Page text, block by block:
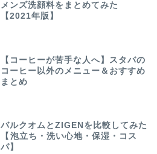
メンズ洗顔料をまとめてみた
【2021年版】
【コーヒーが苦手な人へ】スタバの
コーヒー以外のメニュー＆おすすめ
まとめ
バルクオムとZIGENを比較してみた
【泡立ち・洗い心地・保湿・コス
パ】